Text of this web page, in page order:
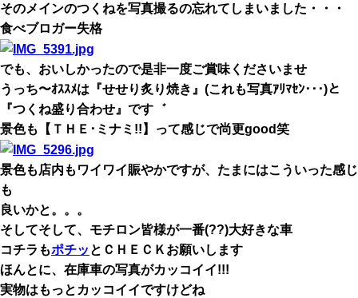
そのメインのつくねを写真撮るの忘れてしまいました・・・
食べブロガー失格
でも、おいしかったので是非一度ご賞味くださいませ
うっち〜ｵｽｽﾒは『せせり炙り焼き』(これも写真ｱﾘﾏｾﾝ･･･)と
『つくね盛り合わせ』です゛
景色も【ＴＨＥ･ミナミ!!】って感じで尚更good笑
景色も店内もワイワイ賑やかですが、たまにはこういった感じ
も
良いかと。。。
そしてそして、モチロン皆様が一番(??)大好きな車
コチラもポチッ とＣＨＥＣＫお願いします
ほんとに、在庫車の写真がカッコイイ!!!
実物はもっとカッコイイですけどね